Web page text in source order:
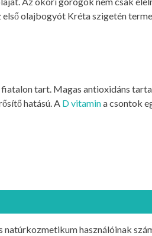
olajbogyót Kréta szigetén
tart. Magas antioxidáns
hatású. A D vitamina csontok
használóinak